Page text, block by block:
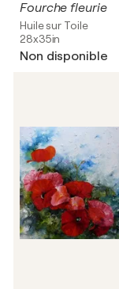
Fourche fleurie
Huile sur Toile
28x35in
Non disponible